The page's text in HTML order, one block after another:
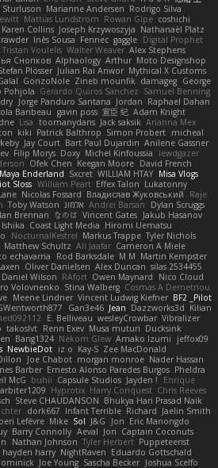
Sturluson Marianne Andersen Rodrigo Silva
Mattias Lundstrom Rowan Gipe coshichi
Karen Collins Joseph Krzywoszyja Nathanaël Platz
Inês Sousa Fennec gaggle Digital Prophet
Tristan Voulelis Walter Weaver Alex Stephens
Снопков Alphaology Arthur Moto Designshop
Plösser Julian Rai Anwor Mythical X Customs
GonzoNole Zineb mounfik damageg George
Pohjola Gerardo Quiros Sanchez Samuel Benning
Jorge Panduro Santana Jordan Raphael Dahan
Baribeau gavin poss 宣臣 紀 Adam Knight
Lisa toomanydans Jack saksik Arianna Mex
kiki Patrick Balthrop Simon Probert micheal
Jay Court Bart Paul Dujardin Anilene Gassner
Filip Morys Doxy Michel Kinfoussia
lewdgazer
Ofek Chen Keegan Moore David French
Maya Enderland Sxcret WILLIAM HTAY Misa Vlogs
Sloss William Peart Effex Talon Lukatonny
Nicolas Fossard Владислав Жуковський
Raje
Toby Watson אלמוג Andrei Barsan
Dylan Scruggs
Ian Brennan なのは Vincent Gates Jakub Hasanov
Ishika Coast Light Media Hiromi Uematsu
NocturnalKestrel Markus Trappe Tyler Nichols
Matthew Schultz Ali Jaafar Cameron A Miele
echavarria Rod Barksdale M M Martin Kempster
Oliver Danielsen Alex Duncan silas 2534455
Daniel Wilson RAfort Owen Maynard
Nico Cloud
Volovnenko Stina Walberg Cosmas A Demetriou
Meene Lindner Vincent Ludwig Kiefner BF2 _Pilot
Gan3e46 Jean Dazzworks3d Kilian
E. Belliveau wesleyCrowbar Vibralizer
takoslvt Renn Exev Musa muturi Ducksink
Bang1324 Nekom Glew Amako Izumi
jeffox09
NewbieDot iz o Kay-S Zee MacDonald
Joe Chabot morgan monroe Nader Hassan
Barber Ernesto Alonso Paredes Burgos Pheldra
McG buhii Capsule Studios Jayden !
Enrique
arbiter1209 Hyprotix Harry Conquest Chris Reeves
Steve CHAUDANSON Bhukya Hari Prasad Naik
dork667 Infant Terrible Richard Jaelin Smith
Lefévre Mike Sol J&G Jon Eric Manongdo
Barry Connolly Aeval Jon Captain Coconuts
Nathan Johnson Tyler Herbert Puppeteerist
hayden harry NightRaven Eduardo Gottschald
Joe Young Sascha Becker Joshua Scelfo